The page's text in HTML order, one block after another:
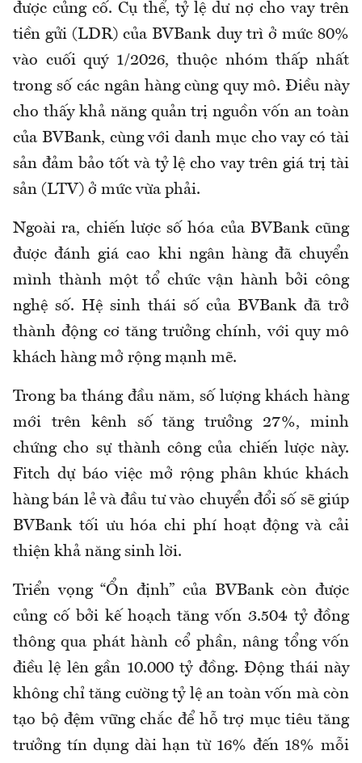
được củng cố. Cụ thể, tỷ lệ dư nợ cho vay trên
tiền gửi (LDR) của BVBank duy trì ở mức 80%
vào cuối quý 1/2026, thuộc nhóm thấp nhất
trong số các ngân hàng cùng quy mô. Điều này
cho thấy khả năng quản trị nguồn vốn an toàn
của BVBank, cùng với danh mục cho vay có tài
sản đảm bảo tốt và tỷ lệ cho vay trên giá trị tài
sản (LTV) ở mức vừa phải.
Ngoài ra, chiến lược số hóa của BVBank cũng
được đánh giá cao khi ngân hàng đã chuyển
mình thành một tổ chức vận hành bởi công
nghệ số. Hệ sinh thái số của BVBank đã trở
thành động cơ tăng trưởng chính, với quy mô
khách hàng mở rộng mạnh mẽ.
Trong ba tháng đầu năm, số lượng khách hàng
mới trên kênh số tăng trưởng 27%, minh
chứng cho sự thành công của chiến lược này.
Fitch dự báo việc mở rộng phân khúc khách
hàng bán lẻ và đầu tư vào chuyển đổi số sẽ giúp
BVBank tối ưu hóa chi phí hoạt động và cải
thiện khả năng sinh lời.
Triển vọng “Ổn định” của BVBank còn được
củng cố bởi kế hoạch tăng vốn 3.504 tỷ đồng
thông qua phát hành cổ phần, nâng tổng vốn
điều lệ lên gần 10.000 tỷ đồng. Động thái này
không chỉ tăng cường tỷ lệ an toàn vốn mà còn
tạo bộ đệm vững chắc để hỗ trợ mục tiêu tăng
trưởng tín dụng dài hạn từ 16% đến 18% mỗi